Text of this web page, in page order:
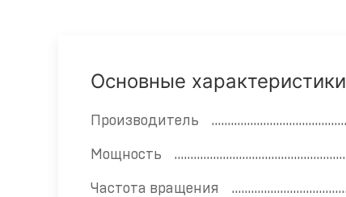
Основные характеристики
Производитель
Мощность
Частота вращения